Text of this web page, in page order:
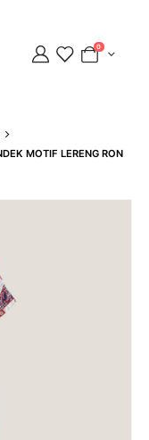
0
MOTIF LERENG RON